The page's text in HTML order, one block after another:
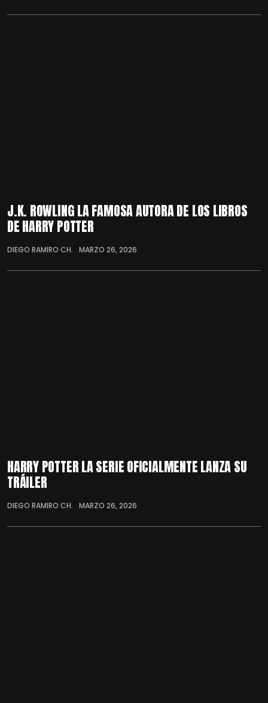
J.K. ROWLING LA FAMOSA AUTORA DE LOS LIBROS
DE HARRY POTTER
DIEGO RAMIRO CH. MARZO 26, 2026
HARRY POTTER LA SERIE OFICIALMENTE LANZA SU
TRÁILER
DIEGO RAMIRO CH. MARZO 26, 2026